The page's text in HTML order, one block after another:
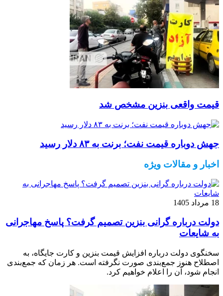
قیمت واقعی بنزین مشخص شد
جهش دوباره قیمت نفت؛ برنت به ۸۳ دلار رسید
اخبار و مقالات ویژه
18 مرداد 1405
دولت درباره گرانی بنزین تصمیم گرفت؟ پاسخ مهاجرانی
به شایعات
سخنگوی دولت درباره افزایش قیمت بنزین و کارت جایگاه، به
اصطلاح هنوز جمع‌بندی صورت نگرفته است. هر زمان که جمع‌بندی
انجام شود، آن را اعلام خواهیم کرد.